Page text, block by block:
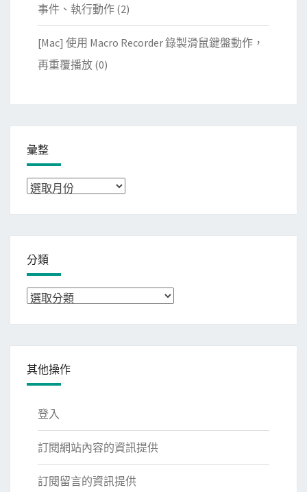
事件、執行動作 (2)
[Mac] 使用 Macro Recorder 錄製滑鼠鍵盤動作，
再重覆播放 (0)
彙整
彙
分類
分
其他操作
登入
訂閱網站內容的資訊提供
訂閱留言的資訊提供